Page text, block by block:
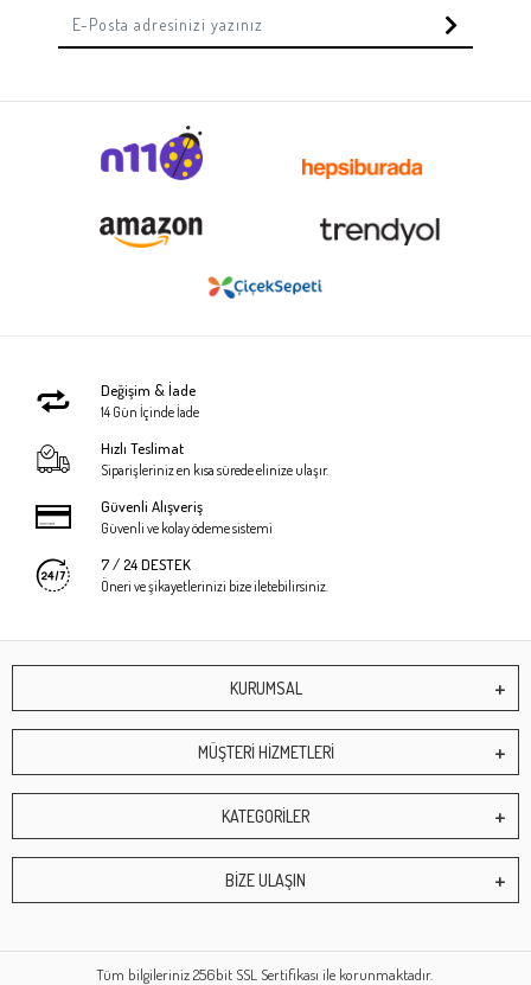
Değişim & İade
14 Gün İçinde İade
Hızlı Teslimat
Siparişleriniz en kısa sürede elinize ulaşır.
Güvenli Alışveriş
Güvenli ve kolay ödeme sistemi
7 / 24 DESTEK
Öneri ve şikayetlerinizi bize iletebilirsiniz.
KURUMSAL
MÜŞTERİ HİZMETLERİ
KATEGORİLER
BİZE ULAŞIN
Tüm bilgileriniz 256bit SSL Sertifikası ile korunmaktadır.